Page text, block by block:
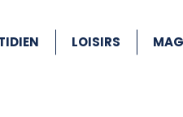
LOISIRS